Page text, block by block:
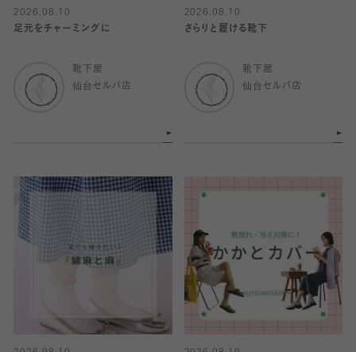
2026.08.10
足元をチャーミングに
靴下屋
仙台セルバ店
2026.08.10
さらりと履ける靴下
靴下屋
仙台セルバ店